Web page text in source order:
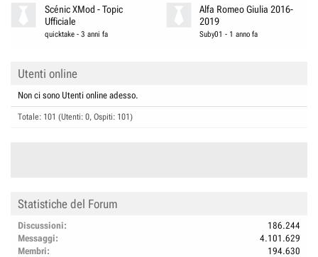
Scénic XMod - Topic
Ufficiale
quicktake -3 anni fa
Alfa Romeo Giulia 2016-
2019
Suby01 - 1 anno fa
Utenti online
Non ci sono Utenti online adesso.
Totale: 101 (Utenti: 0, Ospiti: 101)
Statistiche del Forum
Discussioni
186.244
Messaggi
4.101.629
Membri
194.630